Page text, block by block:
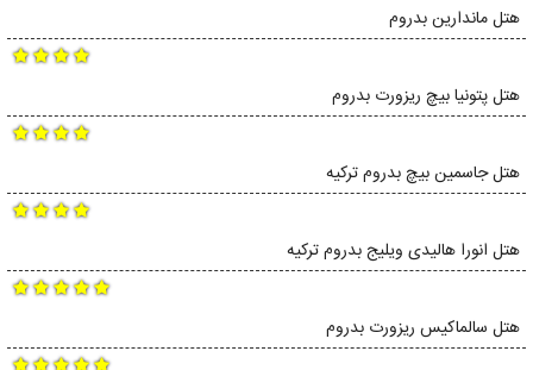
هتل ماندارین بدروم
هتل پتونیا بیچ ریزورت بدروم
هتل جاسمین بیچ بدروم ترکیه
هتل انورا هالیدی ویلیج بدروم ترکیه
هتل سالماکیس ریزورت بدروم